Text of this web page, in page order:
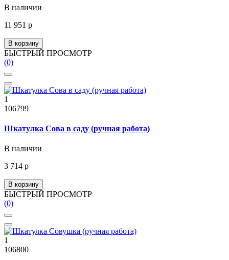
В наличии
11 951 р
В корзину
БЫСТРЫЙ ПРОСМОТР
(0)
1
106799
Шкатулка Сова в саду (ручная работа)
В наличии
3 714 р
В корзину
БЫСТРЫЙ ПРОСМОТР
(0)
1
106800